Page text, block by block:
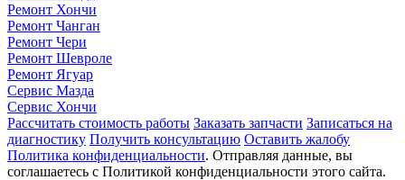
Ремонт Хончи
Ремонт Чанган
Ремонт Чери
Ремонт Шевроле
Ремонт Ягуар
Сервис Мазда
Сервис Хончи
Рассчитать стоимость работы Заказать запчасти Записаться на
диагностику Получить консультацию Оставить жалобу
Политика конфиденциальности. Отправляя данные, вы
соглашаетесь с Политикой конфиденциальности этого сайта.